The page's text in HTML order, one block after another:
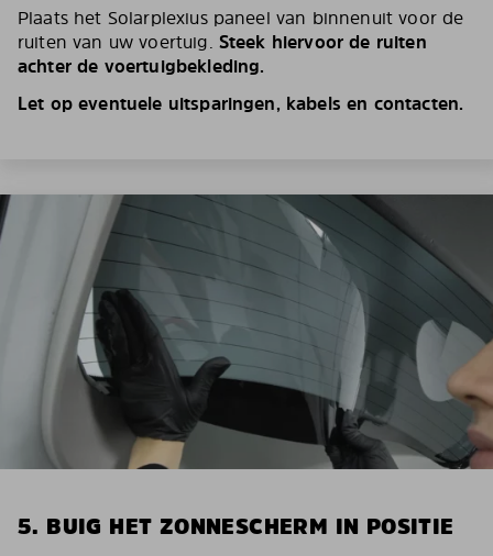
Plaats het Solarplexius paneel van binnenuit voor de
ruiten van uw voertuig. Steek hiervoor de ruiten
achter de voertuigbekleding.
Let op eventuele uitsparingen, kabels en contacten.
5. BUIG HET ZONNESCHERM IN POSITIE